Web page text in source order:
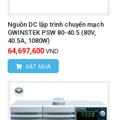
Nguồn DC lập trình chuyển mạch
GWINSTEK PSW 80-40.5 (80V,
40.5A, 1080W)
64,697,600 VND
ĐẶT MUA